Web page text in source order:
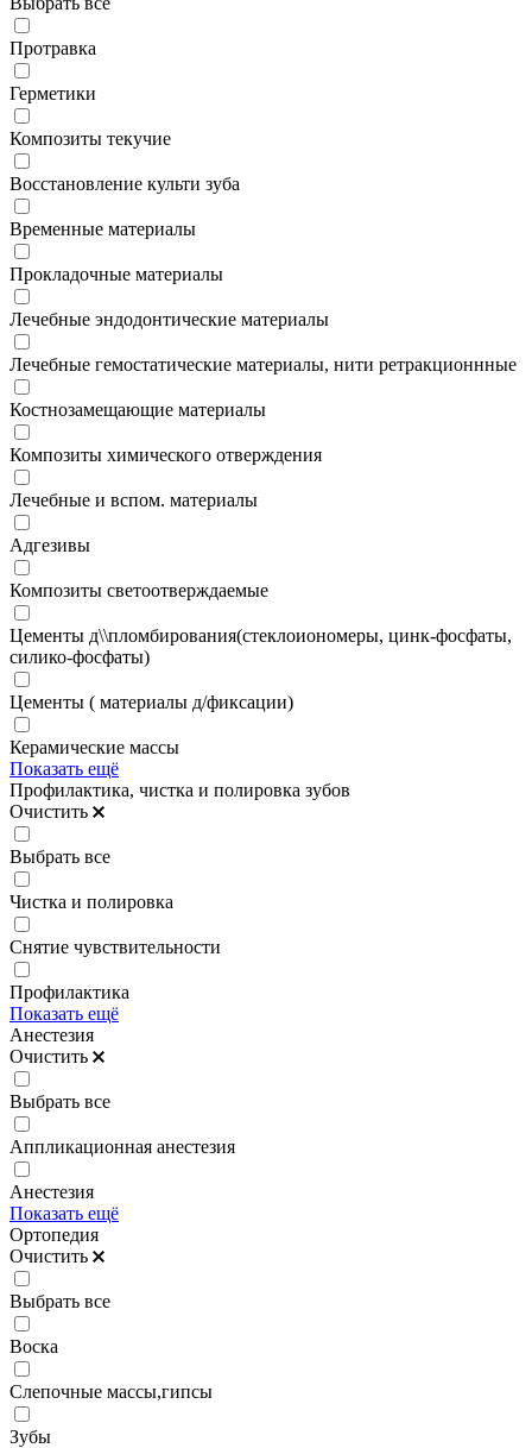
Протравка
Герметики
Композиты текучие
Восстановление культи зуба
Временные материалы
Прокладочные материалы
Лечебные эндодонтические материалы
Лечебные гемостатические материалы, нити ретракционнные
Костнозамещающие материалы
Композиты химического отверждения
Лечебные и вспом. материалы
Адгезивы
Композиты светоотверждаемые
Цементы д\\пломбирования(стеклоиономеры, цинк-фосфаты,
силико-фосфаты)
Цементы ( материалы д/фиксации)
Керамические массы
Показать ещё
Профилактика, чистка и полировка зубов
Очистить
Выбрать все
Чистка и полировка
Снятие чувствительности
Профилактика
Показать ещё
Анестезия
Очистить
Выбрать все
Аппликационная анестезия
Анестезия
Показать ещё
Ортопедия
Очистить
Выбрать все
Воска
Слепочные массы,гипсы
Зубы